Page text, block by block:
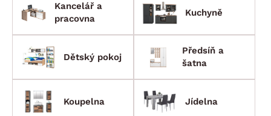
Kancelář a
pracovna
Kuchyně
Dětský pokoj
Předsíň a
šatna
Koupelna Jídelna